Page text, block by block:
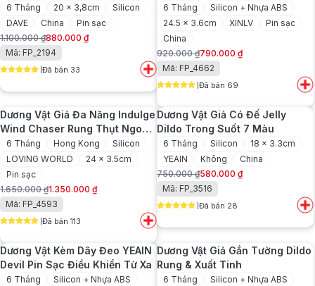
6 Tháng 20 x 3,8cm
Silicon
DAVE
China
Pin sạc
1.100.000₫
Giá
gốc
là:
1.100.000 ₫.
880.000 ₫
Giá
hiện
tại
là:
Mã: FP_2194
Đã bán 33
6 Tháng
Silicon + Nhựa ABS
24.5 x 3.6cm
XINLV
Pin sạc
China
920.000₫
Giá
gốc
là:
920.000 ₫.
790.000 ₫
Giá
hiện
tại
là:
790.000 ₫.
Mã: FP_4662
Đã bán 69
Dương Vật Giả Đa Năng Indulge
Wind Chaser Rung Thụt Ngoáy
360 Độ
6 Tháng Hong Kong
Silicon
LOVING WORLD
24 x 3.5cm
Pin sạc
1.650.000₫
Giá
gốc
là:
1.650.000 ₫.
1.350.000 ₫
Giá
hiện
tại
là:
1.350.000 ₫.
Mã: FP_4593
Đã bán 113
Dương Vật Giả Có Đế Jelly
Dildo Trong Suốt 7 Màu
6 Tháng Silicon
18 x 3.3cm
YEAIN
Không
China
750.000₫
Giá
gốc
là:
750.000 ₫.
580.000 ₫
Giá
hiện
tại
là:
580.000 ₫.
Mã: FP_3516
Đã bán 28
Dương Vật Kèm Dây Đeo YEAIN
Devil Pin Sạc Điều Khiển Từ Xa
6 Tháng
Silicon + Nhựa ABS
Dương Vật Giả Gắn Tường Dildo
Rung & Xuất Tinh
6 Tháng
Silicon + Nhựa ABS